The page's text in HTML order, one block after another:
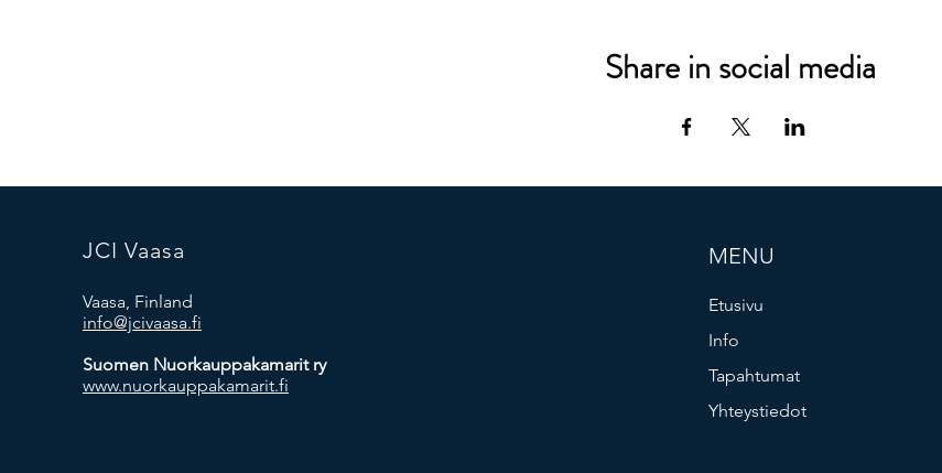
Share in social media
JCI Vaasa
Vaasa, Finland
info@jcivaasa.fi
Suomen Nuorkauppakamarit ry
www.nuorkauppakamarit.fi
MENU
Etusivu
Info
Tapahtumat
Yhteystiedot